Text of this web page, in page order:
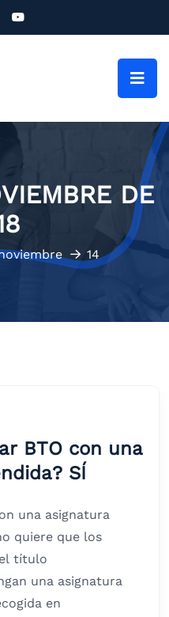
DE
14
BTO con una
SÍ
una asignatura
quiere que los
título
una asignatura
en